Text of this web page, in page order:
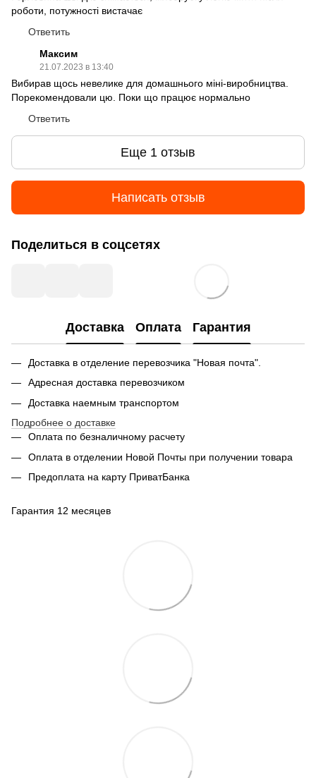
роботи, потужності вистачає
Ответить
Максим
21.07.2023 в 13:40
Вибирав щось невелике для домашнього міні-виробництва.
Порекомендовали цю. Поки що працює нормально
Ответить
Еще 1 отзыв
Написать отзыв
Поделиться в соцсетях
Доставка Оплата Гарантия
Доставка в отделение перевозчика "Новая почта".
Адресная доставка перевозчиком
Доставка наемным транспортом
Подробнее о доставке
Оплата по безналичному расчету
Оплата в отделении Новой Почты при получении товара
Предоплата на карту ПриватБанка
Гарантия 12 месяцев